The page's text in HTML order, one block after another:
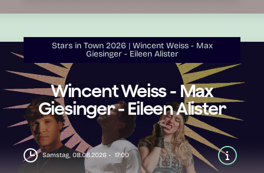
Stars in Town 2026
Wincent Weiss - Max
Giesinger - Eileen Alister
Wincent Weiss - Max
Giesinger - Eileen Alister
Samstag, 08.08.2026 17:00